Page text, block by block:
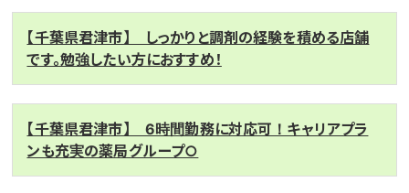
【千葉県君津市】 しっかりと調剤の経験を積める店舗
です。勉強したい方におすすめ！
【千葉県君津市】 6時間勤務に対応可！キャリアプラ
ンも充実の薬局グループ○